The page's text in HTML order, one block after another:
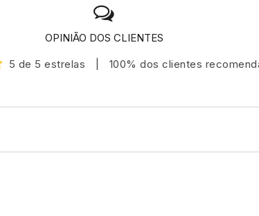
OPINIÃO DOS CLIENTES
5 de 5 estrelas
100% dos clientes